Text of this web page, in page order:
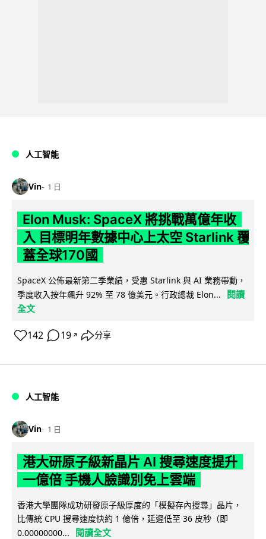
人工智能
Vin 1 日
Elon Musk: SpaceX 將挑戰萬億年收
入 目標明年數據中心上太空 Starlink 覆
蓋全球170國
SpaceX 公佈最新第二季業績，受惠 Starlink 與 AI 業務帶動，
季度收入按年飆升 92% 至 78 億美元。行政總裁 Elon...
閱讀
全文
142 19 ↗ 分享
人工智能
Vin 1 日
港大研原子級新晶片 AI 搜尋速度提升
一億倍 手機人臉識別免上雲端
香港大學團隊成功研發原子級厚度的「模擬存內搜尋」晶片，
比傳統 CPU 搜尋速度快約 1 億倍，延遲低至 36 皮秒（即
0.00000000...
閱讀全文